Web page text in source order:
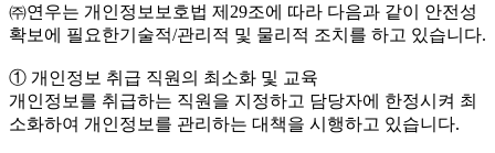
㈜연우는 개인정보보호법 제29조에 따라 다음과 같이 안전성
확보에 필요한기술적/관리적 및 물리적 조치를 하고 있습니다.
① 개인정보 취급 직원의 최소화 및 교육
개인정보를 취급하는 직원을 지정하고 담당자에 한정시켜 최
소화하여 개인정보를 관리하는 대책을 시행하고 있습니다.